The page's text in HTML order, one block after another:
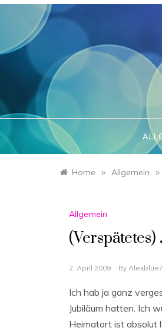
Skip
Home » Allgemein »
Allgemein
2. April 2009 By
Ich hab ja ganz
Jubiläum hatten. Ich
Heimatort ist absolut